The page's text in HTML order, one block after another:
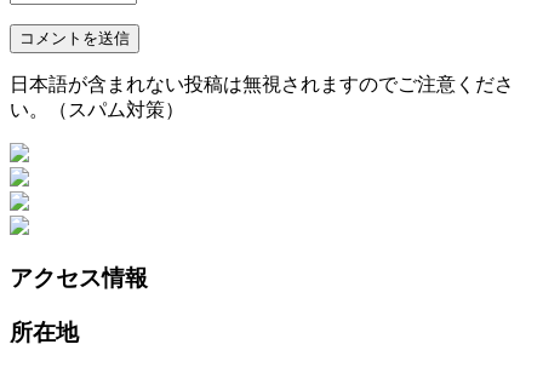
日本語が含まれない投稿は無視されますのでご注意くださ
い。（スパム対策）
アクセス情報
所在地